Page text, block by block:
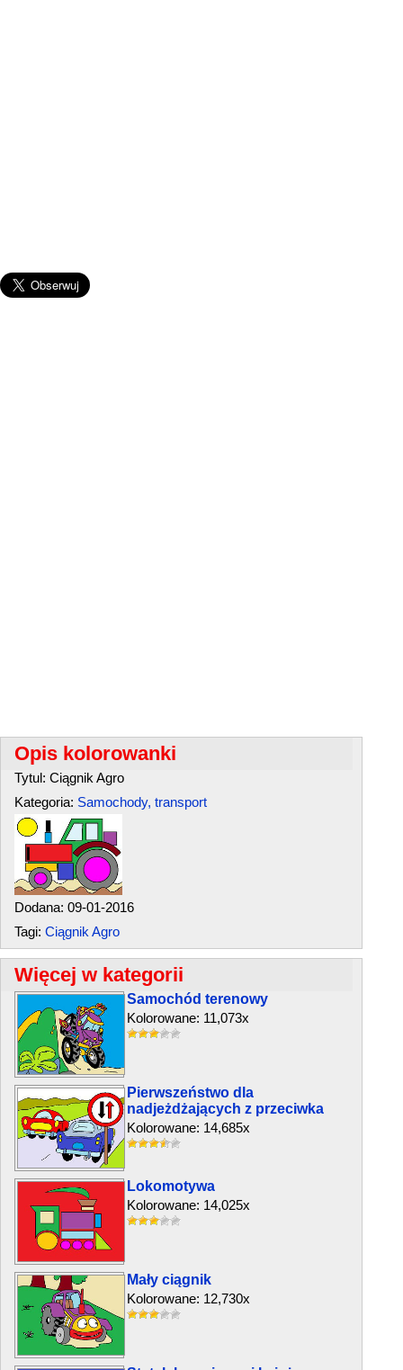
Opis kolorowanki
Tytul: Ciągnik Agro
Kategoria: Samochody, transport
Dodana: 09-01-2016
Tagi: Ciągnik Agro
Więcej w kategorii
Samochód terenowy
Kolorowane: 11,073x
Pierwszeństwo dla
nadjeżdżających z przeciwka
Kolorowane: 14,685x
Lokomotywa
Kolorowane: 14,025x
Mały ciągnik
Kolorowane: 12,730x